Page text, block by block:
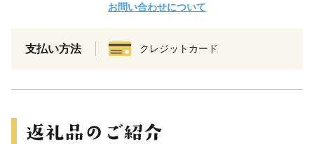
お問い合わせについて
支払い方法 クレジットカード